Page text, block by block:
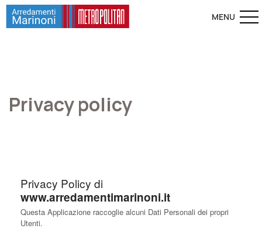
Privacy policy
Privacy Policy di
www.arredamentimarinoni.it
Questa Applicazione raccoglie alcuni Dati Personali dei propri
Utenti.